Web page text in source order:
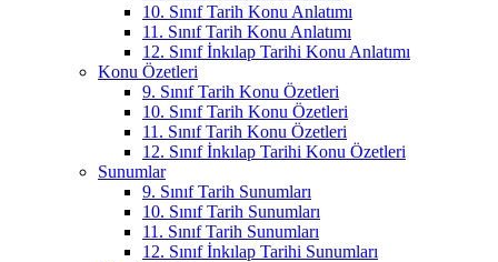
10. Sınıf Tarih Konu Anlatımı
11. Sınıf Tarih Konu Anlatımı
12. Sınıf İnkılap Tarihi Konu Anlatımı
Konu Özetleri
9. Sınıf Tarih Konu Özetleri
10. Sınıf Tarih Konu Özetleri
11. Sınıf Tarih Konu Özetleri
12. Sınıf İnkılap Tarihi Konu Özetleri
Sunumlar
9. Sınıf Tarih Sunumları
10. Sınıf Tarih Sunumları
11. Sınıf Tarih Sunumları
12. Sınıf İnkılap Tarihi Sunumları